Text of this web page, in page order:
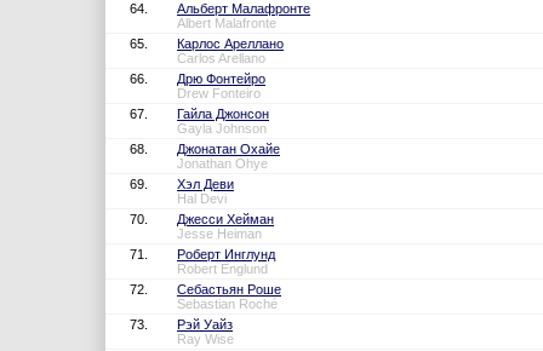
64.
Альберт Малафронте
Albert Malafronte
65.
Карлос Ареллано
Carlos Arellano
66.
Дрю Фонтейро
Drew Fonteiro
67.
Гайла Джонсон
Gayla Johnson
68.
Джонатан Охайе
Jonathan Ohye
69.
Хэл Деви
Hal Devi
70.
Джесси Хейман
Jesse Heiman
71.
Роберт Инглунд
Robert Englund
72.
Себастьян Роше
Sebastian Roché
73.
Рэй Уайз
Ray Wise